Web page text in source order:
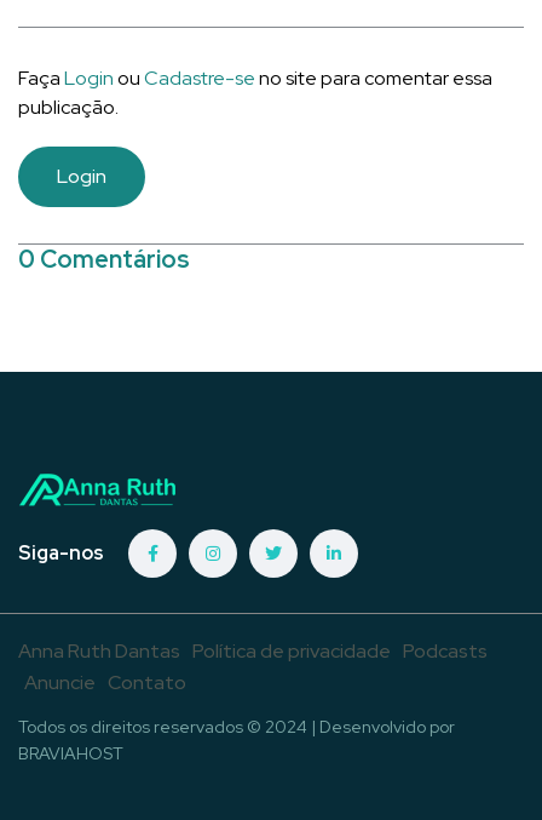
FaçaLoginouCadastre-seno site para comentar essa
publicação.
Login
0 Comentários
Siga-nos
Anna Ruth Dantas Política de privacidade Podcasts
Anuncie Contato
Todos os direitos reservados © 2024 | Desenvolvido por
BRAVIAHOST